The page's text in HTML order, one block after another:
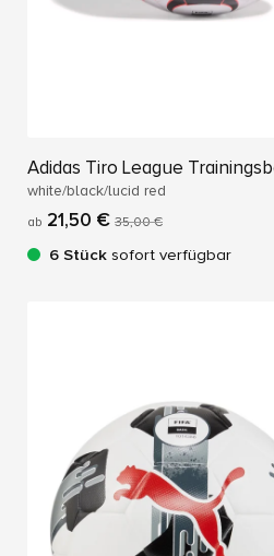
Adidas Tiro League
white/black/lucid red
ab 21,50 € 35,00 €
6 Stück sofort verfügbar